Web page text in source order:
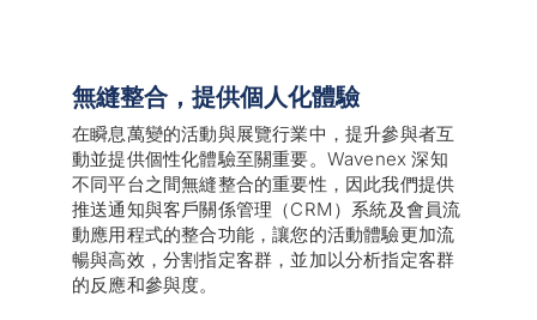
無縫整合，提供個人化體驗
在瞬息萬變的活動與展覽行業中，提升參與者互
動並提供個性化體驗至關重要。Wavenex 深知
不同平台之間無縫整合的重要性，因此我們提供
推送通知與客戶關係管理（CRM）系統及會員流
動應用程式的整合功能，讓您的活動體驗更加流
暢與高效，分割指定客群，並加以分析指定客群
的反應和參與度。